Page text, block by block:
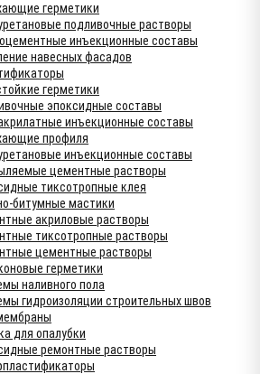
герметики
подливочные растворы
инъекционные составы
навесных фасадов
герметики
эпоксидные составы
инъекционные составы
профиля
инъекционные составы
цементные растворы
тиксотропные клея
битумные мастики
акриловые растворы
тиксотропные растворы
цементные растворы
герметики
наливного пола
гидроизоляции строительных швов
для опалубки
ремонтные растворы